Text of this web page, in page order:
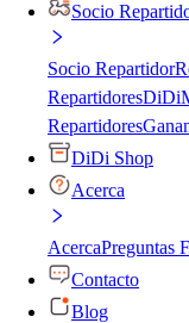
Socio
Socio Repartidor
Repartidores
Repartidores
DiDi Shop
Acerca
AcercaPreguntas
Contacto
Blog